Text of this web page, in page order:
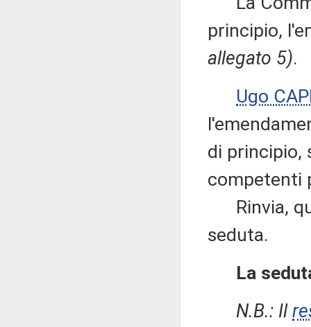
principio,
allegato 5).
Ugo
di principio,
competenti
Rinvia,
seduta.
La
N.B.: Il